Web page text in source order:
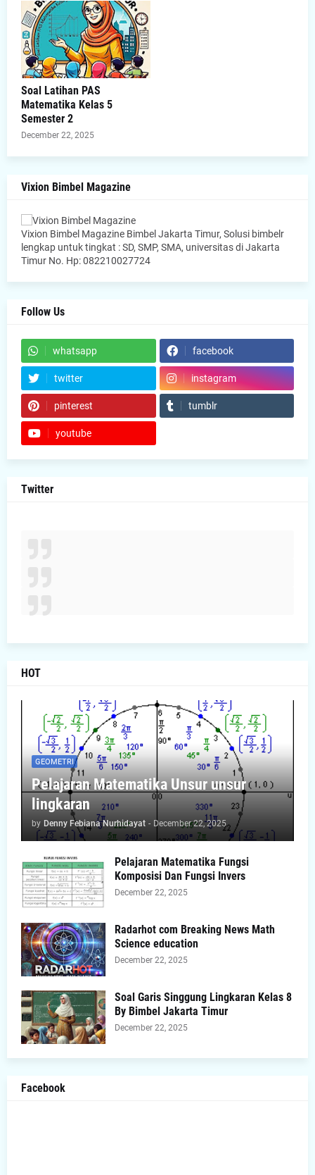
Soal Latihan PAS
Matematika Kelas 5
Semester 2
December 22, 2025
Vixion Bimbel Magazine
Vixion Bimbel Magazine Bimbel Jakarta Timur, Solusi bimbelr
lengkap untuk tingkat : SD, SMP, SMA, universitas di Jakarta
Timur No. Hp: 082210027724
Follow Us
whatsapp facebook
twitter instagram
pinterest tumblr
youtube
Twitter
HOT
GEOMETRI
Pelajaran Matematika Unsur unsur
lingkaran
by Denny Febiana Nurhidayat - December 22, 2025
Pelajaran Matematika Fungsi
Komposisi Dan Fungsi Invers
December 22, 2025
Radarhot com Breaking News Math
Science education
December 22, 2025
Soal Garis Singgung Lingkaran Kelas 8
By Bimbel Jakarta Timur
December 22, 2025
Facebook